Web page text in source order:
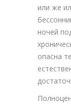
или же
ночей
опасна